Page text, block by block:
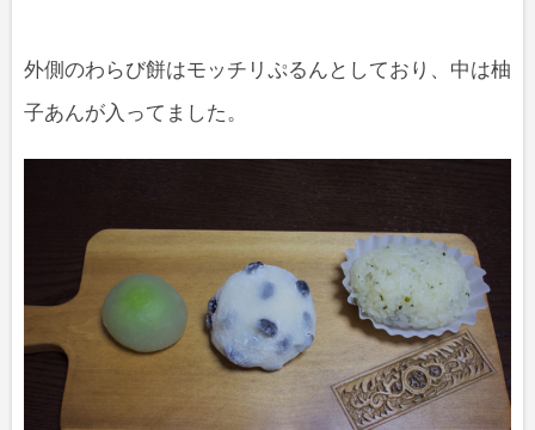
外側のわらび餅はモッチリぷるんとしており、中は柚
子あんが入ってました。